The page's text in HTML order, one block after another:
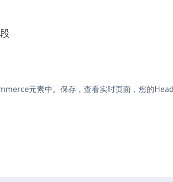
元素中。保存，查看实时页面，您的